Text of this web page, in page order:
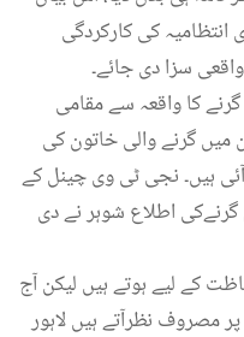
انتظامیہ کی کارکردگی
سزا دی جائے۔
کا واقعہ سے مقامی
میں گرنے والی خاتون کی
ہیں۔ نجی ٹی وی چینل کے
اطلاع شوہر نے دی
کے لیے ہوتے ہیں لیکن آج
مصروف نظرآتے ہیں لاہور